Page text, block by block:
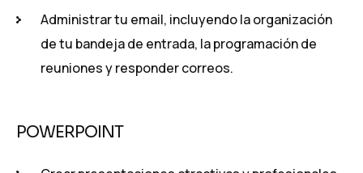
Administrar tu email, incluyendo la organización
de tu bandeja de entrada, la programación de
reuniones y responder correos.
POWERPOINT